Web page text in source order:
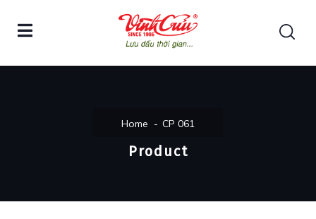
Home CP 061
Product